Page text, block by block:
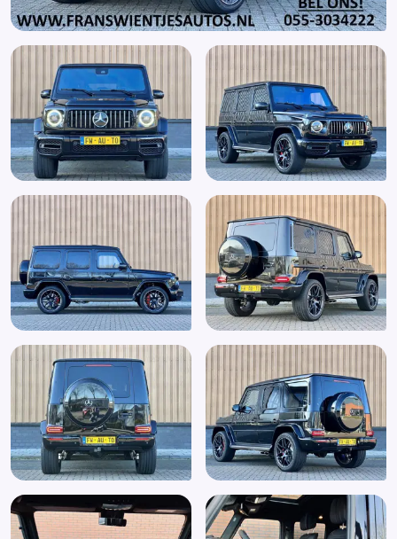
Automatisch inparkeren
Bagage-scheidingsnet
Bagagedek
Binnenspiegel automatisch dimmend
BLIS
BLIS Blind Spot Information System
Blue Tooth carkitt
Blue Tooth Telefoon voorbereiding
Bots herkenning systeem
Bots waarschuwing systeem
Buitenspiegel(s) automatisch dimmend
Buitenspiegels elektr. met geheugen
Buitenspiegels elektrisch inklapbaar
Buitenspiegels elektrisch verstel- en verwarmbaar
Buitenspiegels elektrisch verstelbaar
Buitenspiegels verwarmbaar
Bumpers in carrosseriekleur
Burmester surround sound system
Carkit
Centrale deurvergrendeling
Centrale deurvergrendeling met afstandsbediening